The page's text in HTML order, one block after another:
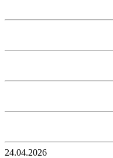
24.04.2026